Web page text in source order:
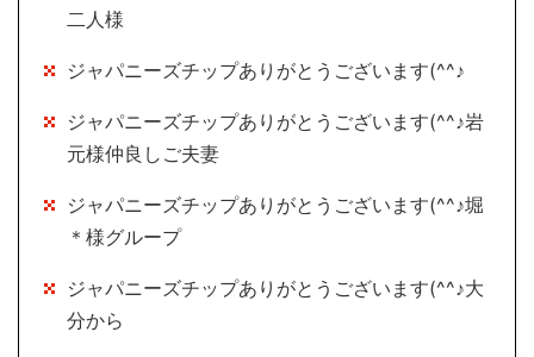
二人様
ジャパニーズチップありがとうございます(^^♪
ジャパニーズチップありがとうございます(^^♪岩
元様仲良しご夫妻
ジャパニーズチップありがとうございます(^^♪堀
＊様グループ
ジャパニーズチップありがとうございます(^^♪大
分から